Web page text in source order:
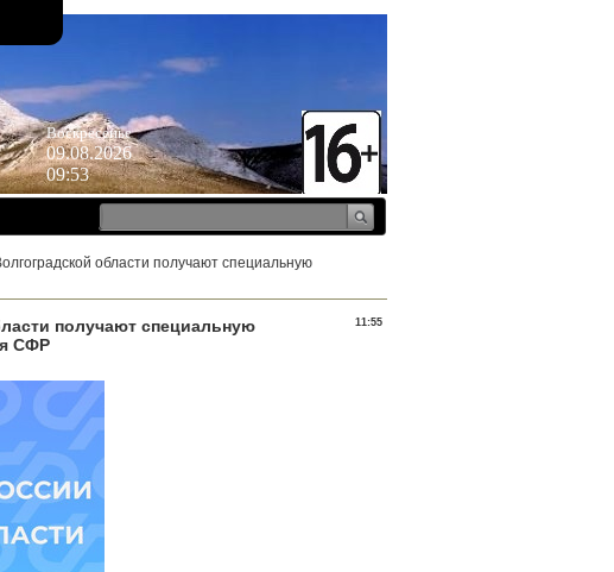
Воскресенье
09.08.2026
09:53
области получают специальную
11:55
получают специальную
СФР